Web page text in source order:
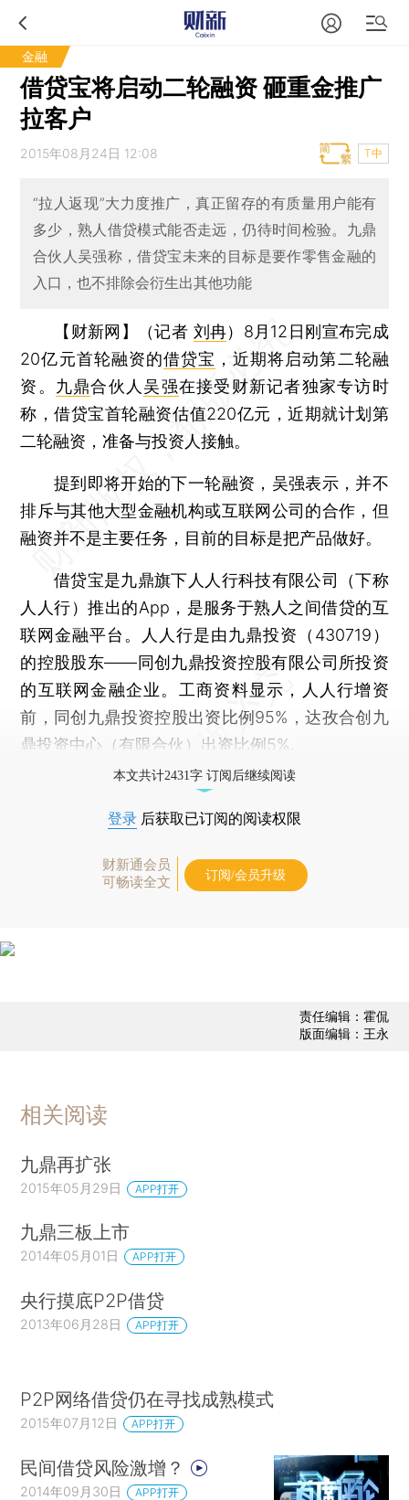
金融
借贷宝将启动二轮融资 砸重金推广
拉客户
2015年08月24日 12:08 T中
“拉人返现”大力度推广，真正留存的有质量用户能有
多少，熟人借贷模式能否走远，仍待时间检验。九鼎
合伙人吴强称，借贷宝未来的目标是要作零售金融的
入口，也不排除会衍生出其他功能
【财新网】（记者 刘冉） 8月12日刚宣布完成
20亿元首轮融资的借贷宝 ，近期将启动第二轮融
资。 九鼎合伙人 吴强在接受财新记者独家专访时
称，借贷宝首轮融资估值220亿元，近期就计划第
二轮融资，准备与投资人接触。
提到即将开始的下一轮融资，吴强表示，并不
排斥与其他大型金融机构或互联网公司的合作，但
融资并不是主要任务，目前的目标是把产品做好。
借贷宝是九鼎旗下人人行科技有限公司（下称
人人行）推出的App，是服务于熟人之间借贷的互
联网金融平台。人人行是由九鼎投资（430719）
的控股股东——同创九鼎投资控股有限公司所投资
的互联网金融企业。工商资料显示，人人行增资
前，同创九鼎投资控股出资比例95%，达孜合创九
鼎投资中心（有限合伙）出资比例5%。
本文共计2431字 订阅后继续阅读
登录 后获取已订阅的阅读权限
财新通会员
可畅读全文
订阅/会员升级
责任编辑：霍侃
版面编辑：王永
相关阅读
九鼎再扩张
2015年05月29日 APP打开
九鼎三板上市
2014年05月01日 APP打开
央行摸底P2P借贷
2013年06月28日 APP打开
P2P网络借贷仍在寻找成熟模式
2015年07月12日 APP打开
民间借贷风险激增？
2014年09月30日 APP打开